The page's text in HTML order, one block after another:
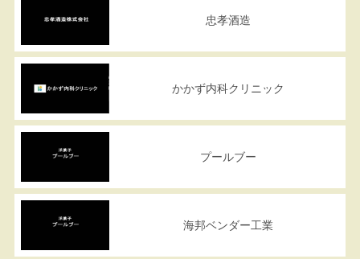
忠孝酒造
かかず内科クリニック
プールブー
海邦ベンダー工業